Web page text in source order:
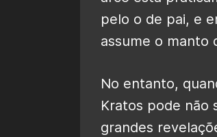
pelo o de pai, e
assume o manto
No entanto,
Kratos pode não
grandes